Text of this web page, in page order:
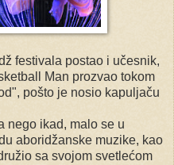
festivala postao i učesnik,
Man prozvao tokom
pošto je nosio kapuljaču
nego ikad, malo se u
aboridžanske muzike, kao
sa svojom svetlećom